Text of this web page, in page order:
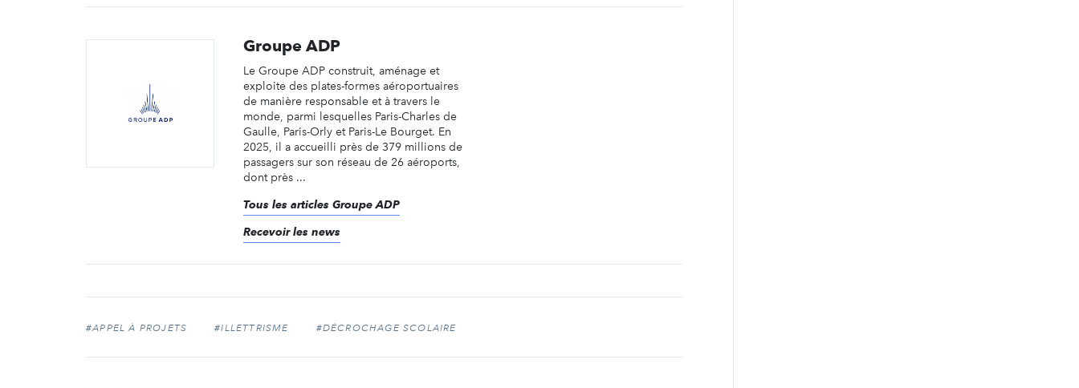
Groupe ADP
Le Groupe ADP construit, aménage et
exploite des plates-formes aéroportuaires
de manière responsable et à travers le
monde, parmi lesquelles Paris-Charles de
Gaulle, Paris-Orly et Paris-Le Bourget. En
2025, il a accueilli près de 379 millions de
passagers sur son réseau de 26 aéroports,
dont près ...
Tous les articles Groupe ADP
Recevoir les news
#APPEL À PROJETS #ILLETTRISME #DÉCROCHAGE SCOLAIRE